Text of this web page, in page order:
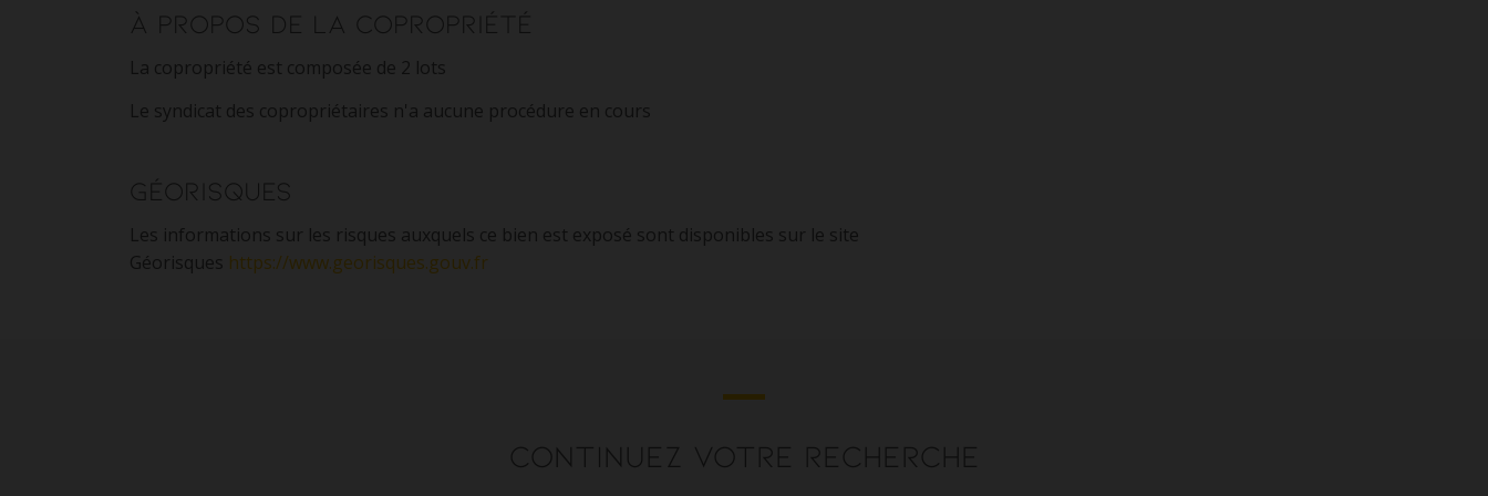
À propos de la copropriété
La copropriété est composée de 2 lots
Le syndicat des copropriétaires n'a aucune procédure en cours
Géorisques
Les informations sur les risques auxquels ce bien est exposé sont disponibles sur le site
Géorisques https://www.georisques.gouv.fr
Continuez votre recherche